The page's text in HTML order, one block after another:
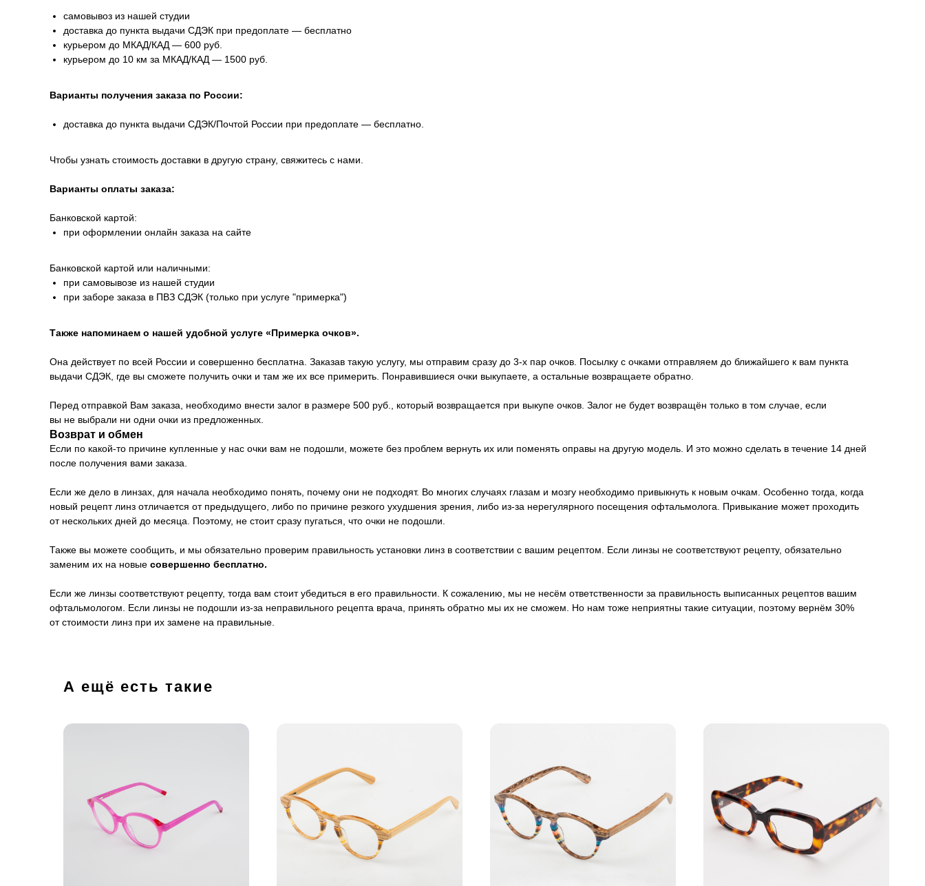
самовывоз из нашей студии
доставка до пункта выдачи СДЭК при предоплате — бесплатно
курьером до МКАД/КАД — 600 руб.
курьером до 10 км за МКАД/КАД — 1500 руб.
Варианты получения заказа по России:
доставка до пункта выдачи СДЭК/Почтой России при предоплате — бесплатно.
Чтобы узнать стоимость доставки в другую страну, свяжитесь с нами.
Варианты оплаты заказа:
Банковской картой:
при оформлении онлайн заказа на сайте
Банковской картой или наличными:
при самовывозе из нашей студии
при заборе заказа в ПВЗ СДЭК (только при услуге "примерка")
Также напоминаем о нашей удобной услуге «Примерка очков».
Она действует по всей России и совершенно бесплатна. Заказав такую услугу, мы отправим сразу до 3-х пар очков. Посылку с очками отправляем до ближайшего к вам пункта
выдачи СДЭК, где вы сможете получить очки и там же их все примерить. Понравившиеся очки выкупаете, а остальные возвращаете обратно.
Перед отправкой Вам заказа, необходимо внести залог в размере 500 руб., который возвращается при выкупе очков. Залог не будет возвращён только в том случае, если
вы не выбрали ни одни очки из предложенных.
Возврат и обмен
Если по какой-то причине купленные у нас очки вам не подошли, можете без проблем вернуть их или поменять оправы на другую модель. И это можно сделать в течение 14 дней
после получения вами заказа.
Если же дело в линзах, для начала необходимо понять, почему они не подходят. Во многих случаях глазам и мозгу необходимо привыкнуть к новым очкам. Особенно тогда, когда
новый рецепт линз отличается от предыдущего, либо по причине резкого ухудшения зрения, либо из-за нерегулярного посещения офтальмолога. Привыкание может проходить
от нескольких дней до месяца. Поэтому, не стоит сразу пугаться, что очки не подошли.
Также вы можете сообщить, и мы обязательно проверим правильность установки линз в соответствии с вашим рецептом. Если линзы не соответствуют рецепту, обязательно
заменим их на новые совершенно бесплатно.
Если же линзы соответствуют рецепту, тогда вам стоит убедиться в его правильности. К сожалению, мы не несём ответственности за правильность выписанных рецептов вашим
офтальмологом. Если линзы не подошли из-за неправильного рецепта врача, принять обратно мы их не сможем. Но нам тоже неприятны такие ситуации, поэтому вернём 30%
от стоимости линз при их замене на правильные.
А ещё есть такие